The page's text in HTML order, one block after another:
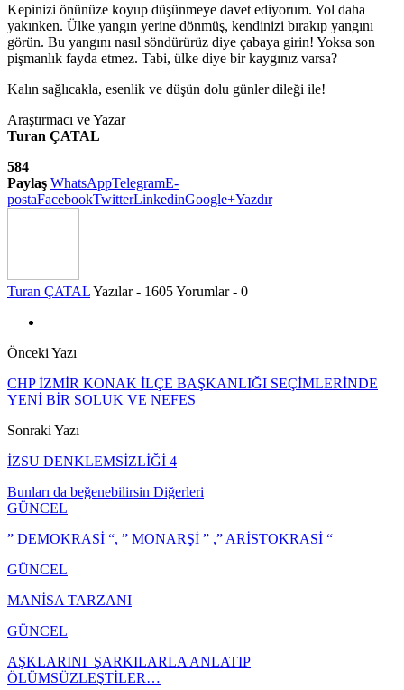
Kepinizi önünüze koyup düşünmeye davet ediyorum. Yol daha
yakınken. Ülke yangın yerine dönmüş, kendinizi bırakıp yangını
görün. Bu yangını nasıl söndürürüz diye çabaya girin! Yoksa son
pişmanlık fayda etmez. Tabi, ülke diye bir kaygınız varsa?
Kalın sağlıcakla, esenlik ve düşün dolu günler dileği ile!
Araştırmacı ve Yazar
Turan ÇATAL
584
Paylaş WhatsAppTelegramE-
postaFacebookTwitterLinkedinGoogle+Yazdır
Turan ÇATALYazılar - 1605Yorumlar - 0
Önceki Yazı
CHP İZMİR KONAK İLÇE BAŞKANLIĞI SEÇİMLERİNDE
YENİ BİR SOLUK VE NEFES
Sonraki Yazı
İZSU DENKLEMSİZLİĞİ 4
Bunları da beğenebilirsin Diğerleri
GÜNCEL
” DEMOKRASİ “, ” MONARŞİ ” ,” ARİSTOKRASİ “
GÜNCEL
MANİSA TARZANI
GÜNCEL
AŞKLARINI ŞARKILARLA ANLATIP
ÖLÜMSÜZLEŞTİLER…